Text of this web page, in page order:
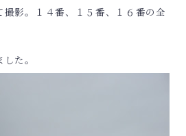
撮影。１４番、１５番、１６番の全
た。